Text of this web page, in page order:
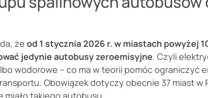
że od 1 stycznia 2026 r. w miastach powyżej
jedynie autobusy zeroemisyjne. Czyli
wodorowe – co ma w teorii pomóc ograniczyć
Obowiązek dotyczy obecnie 37 miast w
miało takiego autobusu.